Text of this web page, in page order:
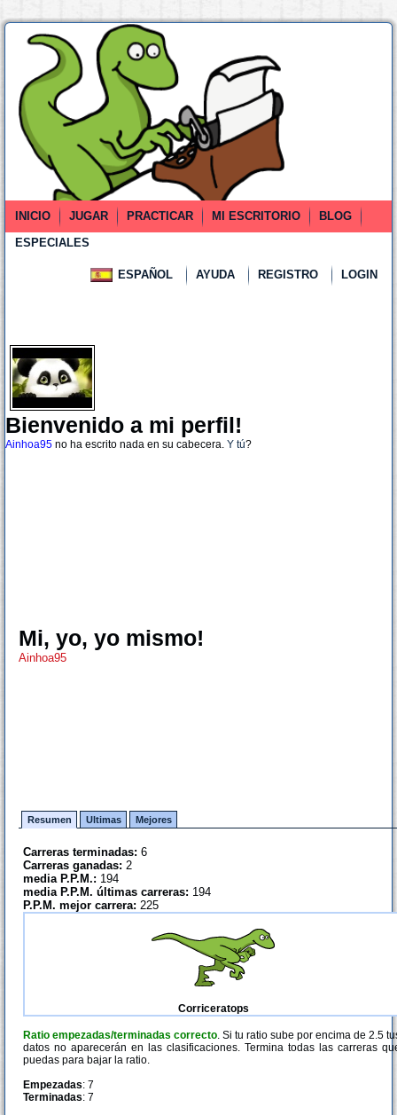
INICIO JUGAR PRACTICAR MI ESCRITORIO
BLOG
ESPECIALES
ESPAÑOL AYUDA REGISTRO LOGIN
Bienvenido a mi perfil!
Ainhoa95 no ha escrito nada en su cabecera. Y tú?
Mi, yo, yo mismo!
Ainhoa95
Resumen Ultimas Mejores
Carreras terminadas: 6
Carreras ganadas: 2
media P.P.M.: 194
media P.P.M. últimas carreras: 194
P.P.M. mejor carrera: 225
Corriceratops
Ratio empezadas/terminadas correcto. Si tu ratio sube por encima de 2.5
datos no aparecerán en las clasificaciones. Termina todas las carreras
puedas para bajar la ratio.
Empezadas: 7
Terminadas: 7